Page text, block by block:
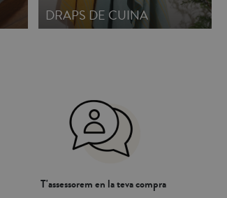
DRAPS DE CUINA
T'assessorem en la teva compra